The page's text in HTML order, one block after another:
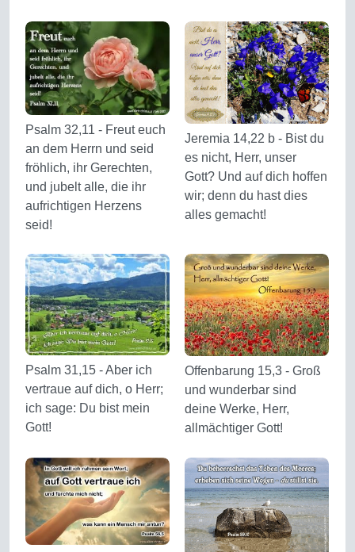
Psalm 32,11 - Freut euch
an dem Herrn und seid
fröhlich, ihr Gerechten,
und jubelt alle, die ihr
aufrichtigen Herzens
seid!
Jeremia 14,22 b - Bist du
es nicht, Herr, unser
Gott? Und auf dich hoffen
wir; denn du hast dies
alles gemacht!
Psalm 31,15 - Aber ich
vertraue auf dich, o Herr;
ich sage: Du bist mein
Gott!
Offenbarung 15,3 - Groß
und wunderbar sind
deine Werke, Herr,
allmächtiger Gott!